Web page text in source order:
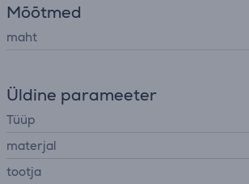
Mõõtmed
maht
Üldine parameeter
Tüüp
materjal
tootja